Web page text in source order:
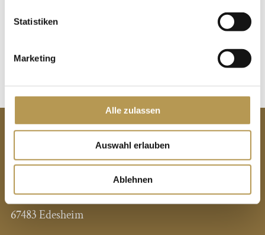
Statistiken
Marketing
Alle zulassen
Auswahl erlauben
Ablehnen
Edesheim, Luitpoldstr. 9, 67483 Edesheim
Privathotels Dr. Lohbeck GmbH & Co.KG
Hotel Schloss Edesheim
Luitpoldstraße 9
67483 Edesheim